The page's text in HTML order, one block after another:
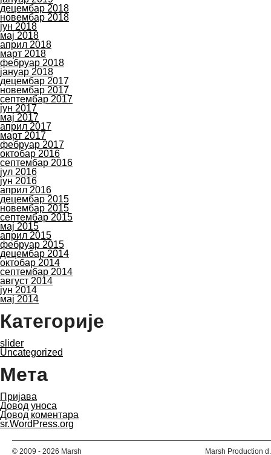
децембар 2018
новембар 2018
јун 2018
мај 2018
април 2018
март 2018
фебруар 2018
јануар 2018
децембар 2017
новембар 2017
септембар 2017
јун 2017
мај 2017
април 2017
март 2017
фебруар 2017
октобар 2016
септембар 2016
јул 2016
јун 2016
април 2016
децембар 2015
новембар 2015
септембар 2015
мај 2015
април 2015
фебруар 2015
децембар 2014
октобар 2014
септембар 2014
август 2014
јун 2014
мај 2014
Категорије
slider
Uncategorized
Мета
Пријава
Довод уноса
Довод коментара
sr.WordPress.org
© 2009 - 2026 Marsh Marsh Production